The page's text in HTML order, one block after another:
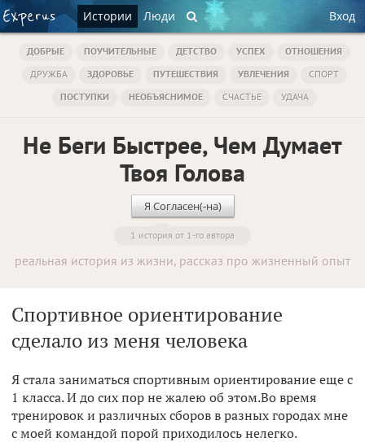
Истории Люди Вход
ДОБРЫЕ ПОУЧИТЕЛЬНЫЕ ДЕТСТВО УСПЕХ
ОТНОШЕНИЯ
ДРУЖБА
ЗДОРОВЬЕ ПУТЕШЕСТВИЯ УВЛЕЧЕНИЯ
СПОРТ
ПОСТУПКИ
НЕОБЪЯСНИМОЕ СЧАСТЬЕ УДАЧА
Не Беги Быстрее, Чем Думает
Твоя Голова
Я Согласен(-на)
1 история от 1-го автора
реальная история из жизни, рассказ про жизненный опыт
Спортивное ориентирование
сделало из меня человека
Я стала заниматься спортивным ориентирование еще с
1 класса. И до сих пор не жалею об этом.Во время
тренировок и различных сборов в разных городах мне
с моей командой порой приходилось нелегко.